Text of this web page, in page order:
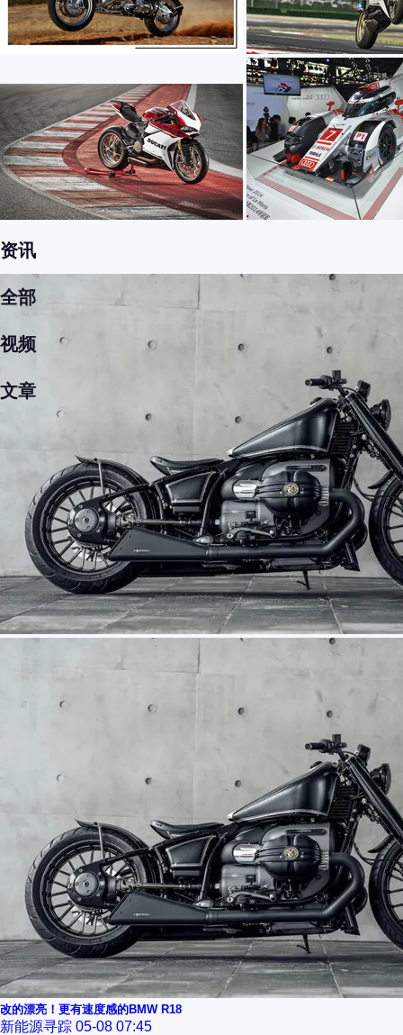
资讯
全部
视频
文章
改的漂亮！更有速度感的BMW R18
新能源寻踪 05-08 07:45